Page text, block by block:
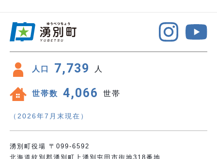
人口 7,739 人
世帯数 4,066 世帯
（2026年7月末現在）
湧別町役場 〒099-6592
北海道紋別郡湧別町上湧別屯田市街地318番地